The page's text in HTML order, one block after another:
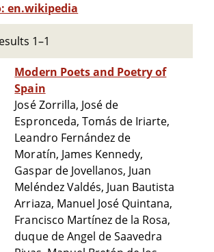
en.wikipedia
1–1
Modern Poets and Poetry of
Spain
José Zorrilla, José de
Espronceda, Tomás de Iriarte,
Leandro Fernández de
Moratín, James Kennedy,
Gaspar de Jovellanos, Juan
Meléndez Valdés, Juan Bautista
Arriaza, Manuel José Quintana,
Francisco Martínez de la Rosa,
duque de Angel de Saavedra